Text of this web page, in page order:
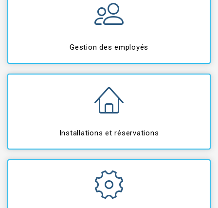
Gestion des employés
Installations et réservations